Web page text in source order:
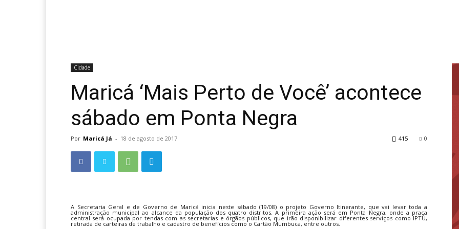
Cidade
Maricá ‘Mais Perto de Você’ acontece
sábado em Ponta Negra
Por Maricá Já - 18 de agosto de 2017 0
415
A Secretaria Geral e de Governo de Maricá inicia neste sábado (19/08) o projeto Governo Itinerante, que vai levar toda a
administração municipal ao alcance da população dos quatro distritos. A primeira ação será em Ponta Negra, onde a praça
central será ocupada por tendas com as secretarias e órgãos públicos, que irão disponibilizar diferentes serviços como IPTU,
retirada de carteiras de trabalho e cadastro de benefícios como o Cartão Mumbuca, entre outros.